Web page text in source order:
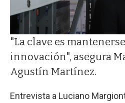
"La clave es
innovación", asegura
Agustín Martínez.
Entrevista a Luciano